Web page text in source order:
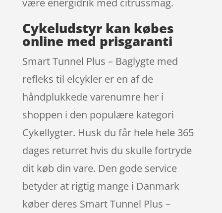
Cykeludstyr kan købes
online med prisgaranti
Smart Tunnel Plus – Baglygte med
refleks til elcykler er en af de
håndplukkede varenumre her i
shoppen i den populære kategori
Cykellygter. Husk du får hele hele 365
dages returret hvis du skulle fortryde
dit køb din vare. Den gode service
betyder at rigtig mange i Danmark
køber deres Smart Tunnel Plus –